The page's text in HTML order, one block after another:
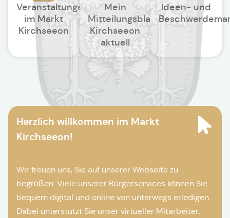
Veranstaltungen
im Markt
Kirchseeon
Mein
Mitteilungsblatt
Kirchseeon
aktuell
Ideen- und
Herzlich willkommen im Markt
Kirchseeon!
Wir freuen uns, Sie auf unserer Webseite zu
begrüßen. Viele unserer Bürgerservices können Sie
bequem digital und online von unterwegs erledigen.
Dabei unterstützt Sie unser virtueller Mitarbeiter,